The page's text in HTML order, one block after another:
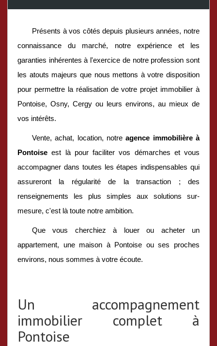
Présents à vos côtés depuis plusieurs années, notre
connaissance du marché, notre expérience et les
garanties inhérentes à l'exercice de notre profession sont
les atouts majeurs que nous mettons à votre disposition
pour permettre la réalisation de votre projet immobilier à
Pontoise, Osny, Cergy ou leurs environs, au mieux de
vos intérêts.
Vente, achat, location, notreagence immobilière à
Pontoise est là pour faciliter vos démarches et vous
accompagner dans toutes les étapes indispensables qui
assureront la régularité de la transaction ; des
renseignements les plus simples aux solutions sur-
mesure, c'est là toute notre ambition.
Que vous cherchiez à louer ou acheter un
appartement, une maison à Pontoise ou ses proches
environs, nous sommes à votre écoute.
Un accompagnement
immobilier complet à
Pontoise